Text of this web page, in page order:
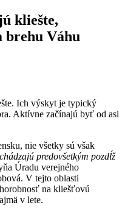
kliešte,
brehu Váhu
Ich výskyt je typický
Aktívne začínajú byť od asi
nie všetky sú však
predovšetkým pozdĺž
Úradu verejného
V tejto oblasti
na kliešťovú
v lete.